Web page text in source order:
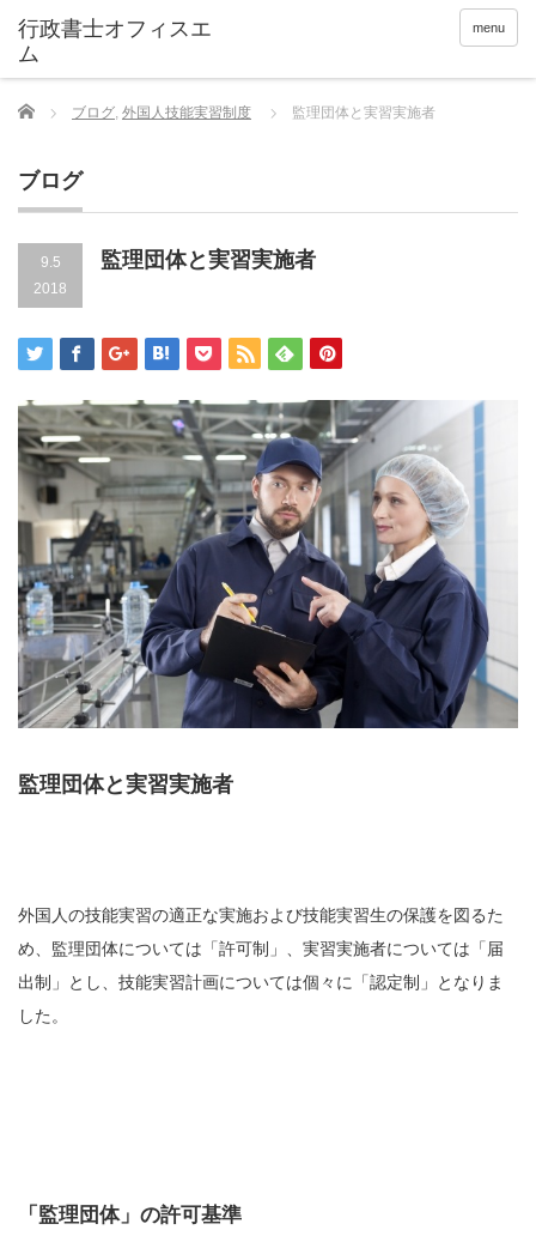
menu
Home ブログ, 外国人技能実習制度 監理団体と実習実施者
ブログ
9.5
2018
監理団体と実習実施者
監理団体と実習実施者
外国人の技能実習の適正な実施および技能実習生の保護を図るた
め、監理団体については「許可制」、実習実施者については「届
出制」とし、技能実習計画については個々に「認定制」となりま
した。
「監理団体」の許可基準